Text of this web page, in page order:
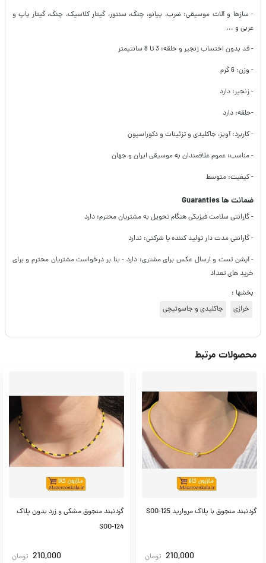
- سازها و آلات موسیقی: ضرب، پیانو، چنگ، سنتور، گیتار کلاسیک، چنگ، گیتار پاپ و
عربی و ...
- قد بدون احتساب زنجیر و حلقه: 3 تا 8 سانتیمتر
- وزن: 6 گرم
- زنجیر: دارد
-حلقه: دارد
- کاربرد: آویز، جاکلیدی و تزئینات و دکوراسیون
- مناسب: عموم علاقمندان به موسیقی ایران و جهان
- کیفیت: متوسط
ضمانت ها Guaranties
- گارانتی سلامت فیزیکی هنگام تحویل به مشتریان محترم: دارد
- گارانتی مدت دار تولید کننده یا شرکتی: ندارد
- آپشن تست و ارسال عکس برای مشتری: دارد - بنا بر درخواست مشتریان محترم و برای
خرید های تعداد
بخشها :
خرازی
جاکلیدی و جاسوئیچی
محصولات مرتبط
گردنبند منجوق با پلاک مروارید SOO-125
210,000 تومان
گردنبند منجوق مشکی و زرد بدون پلاک
SOO-124
210,000 تومان